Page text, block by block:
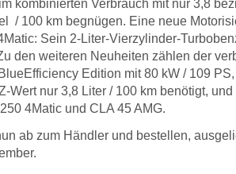
kombinierten Verbrauch mit nur 3,8
/ 100 km begnügen. Eine neue
Sein 2-Liter-Vierzylinder-
den weiteren Neuheiten zählen der
Edition mit 80 kW / 109
Wert nur 3,8 Liter / 100 km benötigt,
4Matic und CLA 45 AMG.
ab zum Händler und bestellen,